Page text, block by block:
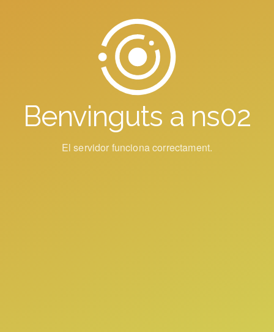
Benvinguts a ns02
El servidor funciona correctament.